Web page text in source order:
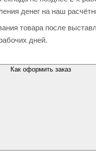
денег на наш
товара после
дней.
Как оформить заказ